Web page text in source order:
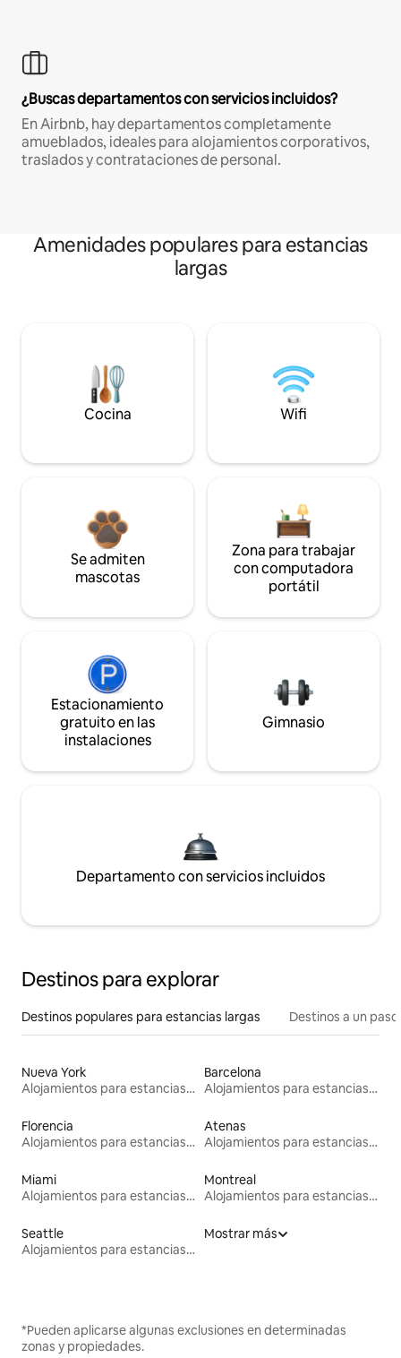
¿Buscas departamentos con servicios incluidos?
En Airbnb, hay departamentos completamente
amueblados, ideales para alojamientos corporativos,
traslados y contrataciones de personal.
Amenidades populares para estancias
largas
Cocina Wifi
Se admiten
mascotas
Zona para trabajar
con computadora
portátil
Estacionamiento
gratuito en las
instalaciones
Gimnasio
Departamento con servicios incluidos
Destinos para explorar
Destinos populares para estancias largas Destinos a un
Nueva York
Alojamientos para estancias largas
Barcelona
Alojamientos para estancias largas
Florencia
Alojamientos para estancias largas
Atenas
Alojamientos para estancias largas
Miami
Alojamientos para estancias largas
Montreal
Alojamientos para estancias largas
Seattle
Alojamientos para estancias largas
Mostrar más
*Pueden aplicarse algunas exclusiones en determinadas
zonas y propiedades.